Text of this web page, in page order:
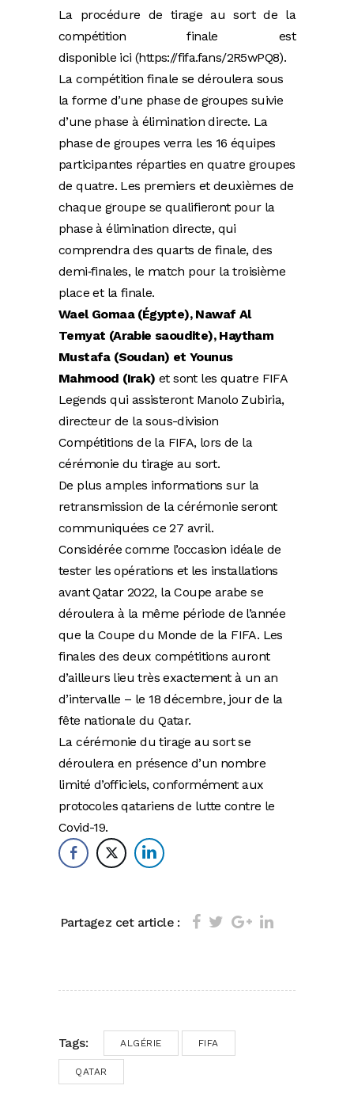
La procédure de tirage au sort de la
compétition finale est
disponible ici (https://fifa.fans/2R5wPQ8).
La compétition finale se déroulera sous
la forme d’une phase de groupes suivie
d’une phase à élimination directe. La
phase de groupes verra les 16 équipes
participantes réparties en quatre groupes
de quatre. Les premiers et deuxièmes de
chaque groupe se qualifieront pour la
phase à élimination directe, qui
comprendra des quarts de finale, des
demi‑finales, le match pour la troisième
place et la finale.
Wael Gomaa (Égypte), Nawaf Al
Temyat (Arabie saoudite), Haytham
Mustafa (Soudan) et Younus
Mahmood (Irak) et sont les quatre FIFA
Legends qui assisteront Manolo Zubiria,
directeur de la sous-division
Compétitions de la FIFA, lors de la
cérémonie du tirage au sort.
De plus amples informations sur la
retransmission de la cérémonie seront
communiquées ce 27 avril.
Considérée comme l’occasion idéale de
tester les opérations et les installations
avant Qatar 2022, la Coupe arabe se
déroulera à la même période de l’année
que la Coupe du Monde de la FIFA. Les
finales des deux compétitions auront
d’ailleurs lieu très exactement à un an
d’intervalle – le 18 décembre, jour de la
fête nationale du Qatar.
La cérémonie du tirage au sort se
déroulera en présence d’un nombre
limité d’officiels, conformément aux
protocoles qatariens de lutte contre le
Covid-19.
Partagez cet article :
Tags: ALGÉRIE FIFA
QATAR